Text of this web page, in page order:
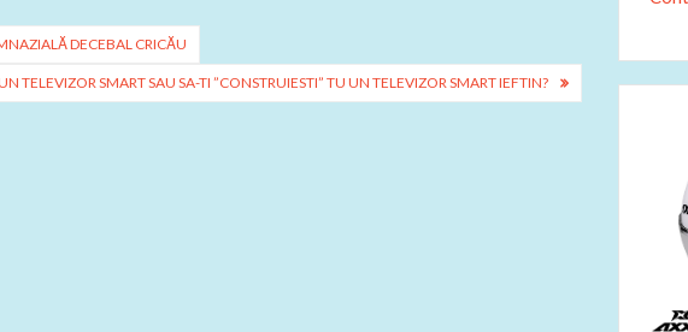
DECEBAL CRICĂU
TELEVIZOR SMART SAU SA-TI ”CONSTRUIESTI” TU UN TELEVIZOR SMART IEFTIN?